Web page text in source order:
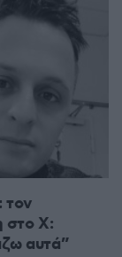
τον
στο X:
αυτά”